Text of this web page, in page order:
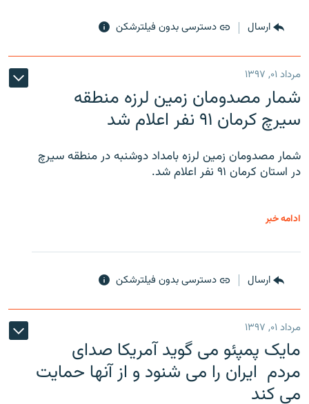
ارسال دسترسی بدون فیلترشکن
مرداد ۰۱, ۱۳۹۷
شمار مصدومان زمین لرزه منطقه
سیرچ کرمان ۹۱ نفر اعلام شد
شمار مصدومان زمین لرزه بامداد دوشنبه در منطقه سیرچ
در استان کرمان ۹۱ نفر اعلام شد.
ادامه خبر
ارسال دسترسی بدون فیلترشکن
مرداد ۰۱, ۱۳۹۷
مایک پمپئو می گوید آمریکا صدای
مردم ایران را می شنود و از آنها حمایت
می کند